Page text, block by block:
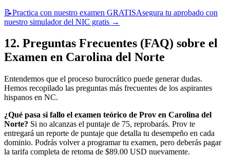
📝Practica con nuestro examen GRATISAsegura tu aprobado con
nuestro simulador del NIC gratis →
12. Preguntas Frecuentes (FAQ) sobre el
Examen en Carolina del Norte
Entendemos que el proceso burocrático puede generar dudas.
Hemos recopilado las preguntas más frecuentes de los aspirantes
hispanos en NC.
¿Qué pasa si fallo el examen teórico de Prov en Carolina del
Norte? Si no alcanzas el puntaje de 75, reprobarás. Prov te
entregará un reporte de puntaje que detalla tu desempeño en cada
dominio. Podrás volver a programar tu examen, pero deberás pagar
la tarifa completa de retoma de $89.00 USD nuevamente.